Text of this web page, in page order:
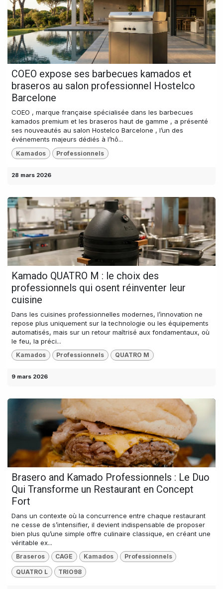
COEO expose ses barbecues kamados et
braseros au salon professionnel Hostelco
Barcelone
COEO , marque française spécialisée dans les barbecues
kamados premium et les braseros haut de gamme , a présenté
ses nouveautés au salon Hostelco Barcelone , l’un des
événements majeurs dédiés à l’hô...
Kamados Professionnels
28 mars 2026
Kamado QUATRO M : le choix des
professionnels qui osent réinventer leur
cuisine
Dans les cuisines professionnelles modernes, l’innovation ne
repose plus uniquement sur la technologie ou les équipements
automatisés, mais sur un retour maîtrisé aux fondamentaux, où
le feu, la préci...
Kamados Professionnels QUATRO M
9 mars 2026
Brasero and Kamado Professionnels : Le Duo
Qui Transforme un Restaurant en Concept
Fort
Dans un contexte où la concurrence entre chaque restaurant
ne cesse de s’intensifier, il devient indispensable de proposer
bien plus qu’une simple offre culinaire classique, en créant une
véritable ex...
Braseros CAGE Kamados Professionnels
QUATRO L TRIO98